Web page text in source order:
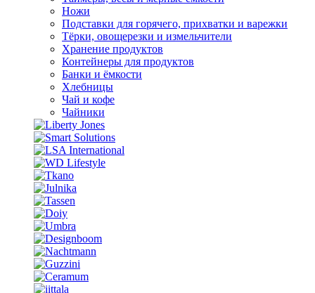
Ножи
Подставки для горячего, прихватки и варежки
Тёрки, овощерезки и измельчители
Хранение продуктов
Контейнеры для продуктов
Банки и ёмкости
Хлебницы
Чай и кофе
Чайники